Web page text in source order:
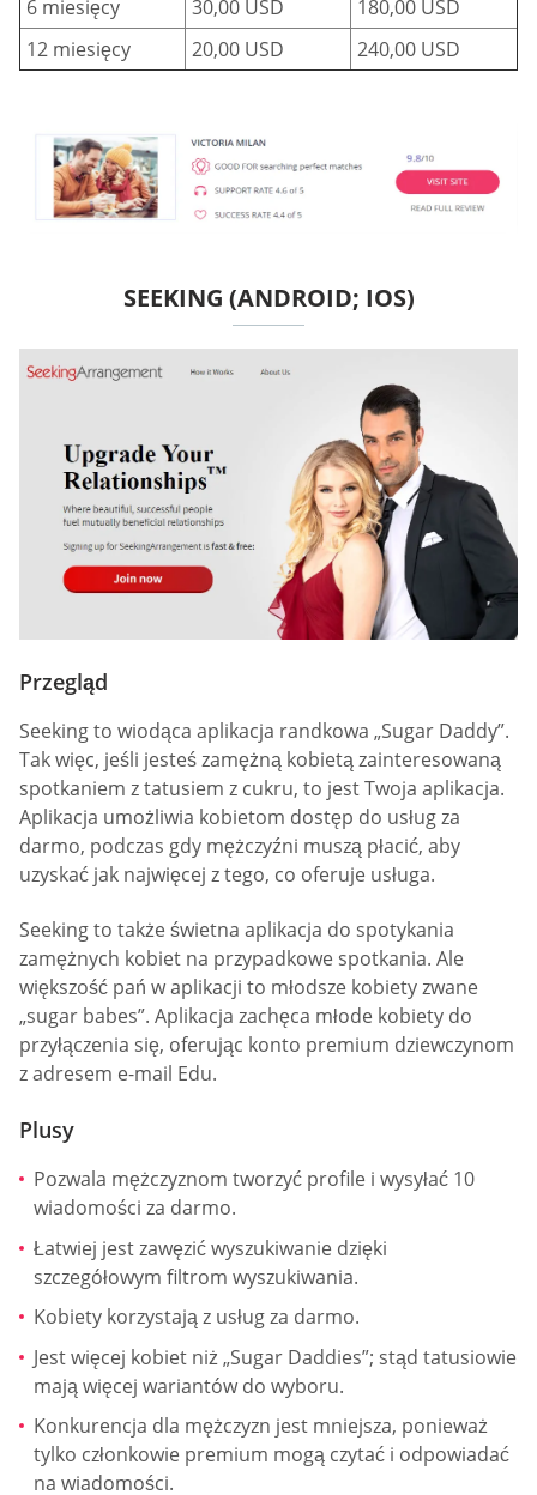
6 miesięcy 30,00 USD
180,00 USD
12 miesięcy
20,00 USD 240,00 USD
SEEKING (ANDROID; IOS)
Przegląd
Seeking to wiodąca aplikacja randkowa „Sugar Daddy”.
Tak więc, jeśli jesteś zamężną kobietą zainteresowaną
spotkaniem z tatusiem z cukru, to jest Twoja aplikacja.
Aplikacja umożliwia kobietom dostęp do usług za
darmo, podczas gdy mężczyźni muszą płacić, aby
uzyskać jak najwięcej z tego, co oferuje usługa.
Seeking to także świetna aplikacja do spotykania
zamężnych kobiet na przypadkowe spotkania. Ale
większość pań w aplikacji to młodsze kobiety zwane
„sugar babes”. Aplikacja zachęca młode kobiety do
przyłączenia się, oferując konto premium dziewczynom
z adresem e-mail Edu.
Plusy
Pozwala mężczyznom tworzyć profile i wysyłać 10
wiadomości za darmo.
Łatwiej jest zawęzić wyszukiwanie dzięki
szczegółowym filtrom wyszukiwania.
Kobiety korzystają z usług za darmo.
Jest więcej kobiet niż „Sugar Daddies”; stąd tatusiowie
mają więcej wariantów do wyboru.
Konkurencja dla mężczyzn jest mniejsza, ponieważ
tylko członkowie premium mogą czytać i odpowiadać
na wiadomości.